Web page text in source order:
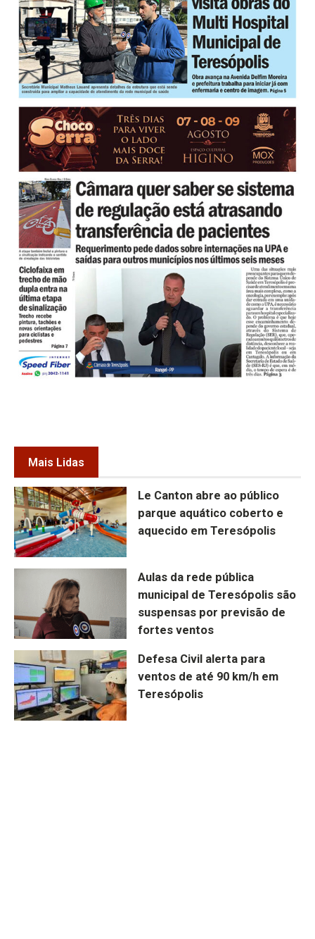
Mais Lidas
Le Canton abre ao público
parque aquático coberto e
aquecido em Teresópolis
Aulas da rede pública
municipal de Teresópolis são
suspensas por previsão de
fortes ventos
Defesa Civil alerta para
ventos de até 90 km/h em
Teresópolis